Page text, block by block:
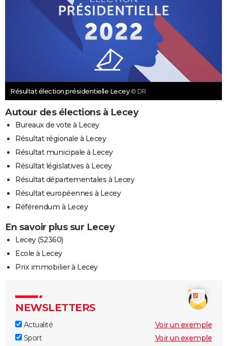
Résultat élection présidentielle Lecey © DR
Autour des élections à Lecey
Bureaux de vote à Lecey
Résultat régionale à Lecey
Résultat municipale à Lecey
Résultat législatives à Lecey
Résultat départementales à Lecey
Résultat européennes à Lecey
Référendum à Lecey
En savoir plus sur Lecey
Lecey (52360)
Ecole à Lecey
Prix immobilier à Lecey
NEWSLETTERS
Actualité
Voir un exemple
Sport
Voir un exemple